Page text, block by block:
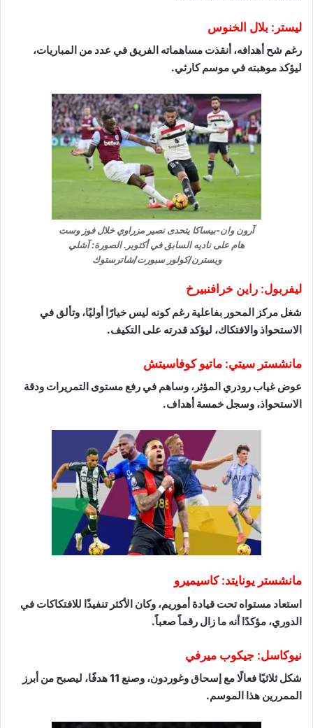
ليستر: بلال الخنوس
رغم شح أهدافه، أنقذت مساهماته الفريق في عدد من المباريات،
ليؤكد موهبته في موسم كارثي.
آرون وان-بيساكا يتحدى نصير مزراوي خلال فوز وست
هام على ناديه السابق في أكتوبر. الصورة: آشلي
ويسترن/كولور سبورت/شاترستوك
ليفربول: راين خرافنبيرخ
شغل مركز المحور بفاعلية رغم كونه ليس خيارًا أوليًا، وتألق في
الاستحواذ والافتكاك، ليؤكد قدرته على التكيف.
مانشستر سيتي: ماتيو كوفاسيتش
عوض غياب رودري المؤثر، وساهم في رفع مستوى التمريرات ودقة
الاستحواذ، وسجل خمسة أهداف.
مانشستر يونايتد: كاسيميرو
استعاد مستواه تحت قيادة أموريم، وكان الأكثر تنفيذًا للافتكاكات في
الدوري، مؤكدًا أنه ما زال رقماً صعباً.
نيوكاسل: جيكوب ميرفي
شكل ثلاثيًا فعالًا مع إسحاق وغوردون، وصنع 11 هدفًا، ليصبح من أبرز
الممررين هذا الموسم.